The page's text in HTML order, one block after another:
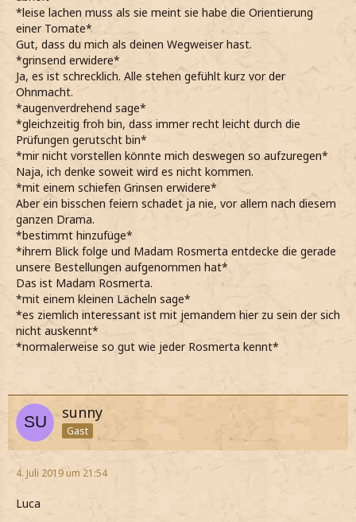
*leise lachen muss als sie meint sie habe die Orientierung
einer Tomate*
Gut, dass du mich als deinen Wegweiser hast.
*grinsend erwidere*
Ja, es ist schrecklich. Alle stehen gefühlt kurz vor der
Ohnmacht.
*augenverdrehend sage*
*gleichzeitig froh bin, dass immer recht leicht durch die
Prüfungen gerutscht bin*
*mir nicht vorstellen könnte mich deswegen so aufzuregen*
Naja, ich denke soweit wird es nicht kommen.
*mit einem schiefen Grinsen erwidere*
Aber ein bisschen feiern schadet ja nie, vor allem nach diesem
ganzen Drama.
*bestimmt hinzufüge*
*ihrem Blick folge und Madam Rosmerta entdecke die gerade
unsere Bestellungen aufgenommen hat*
Das ist Madam Rosmerta.
*mit einem kleinen Lächeln sage*
*es ziemlich interessant ist mit jemandem hier zu sein der sich
nicht auskennt*
*normalerweise so gut wie jeder Rosmerta kennt*
sunny
Gast
4. Juli 2019 um 21:54
Luca